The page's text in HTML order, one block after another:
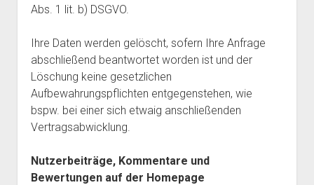
Abs. 1 lit. b) DSGVO.
Ihre Daten werden gelöscht, sofern Ihre Anfrage
abschließend beantwortet worden ist und der
Löschung keine gesetzlichen
Aufbewahrungspflichten entgegenstehen, wie
bspw. bei einer sich etwaig anschließenden
Vertragsabwicklung.
Nutzerbeiträge, Kommentare und
Bewertungen auf der Homepage